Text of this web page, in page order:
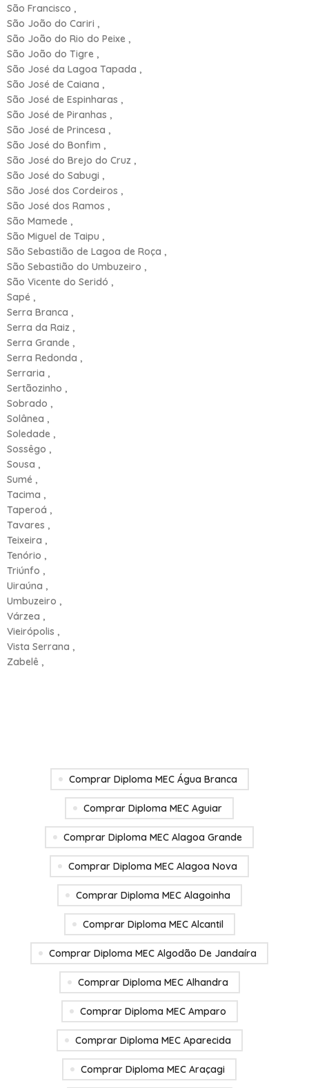
São Francisco ,
São João do Cariri ,
São João do Rio do Peixe ,
São João do Tigre ,
São José da Lagoa Tapada ,
São José de Caiana ,
São José de Espinharas ,
São José de Piranhas ,
São José de Princesa ,
São José do Bonfim ,
São José do Brejo do Cruz ,
São José do Sabugi ,
São José dos Cordeiros ,
São José dos Ramos ,
São Mamede ,
São Miguel de Taipu ,
São Sebastião de Lagoa de Roça ,
São Sebastião do Umbuzeiro ,
São Vicente do Seridó ,
Sapé ,
Serra Branca ,
Serra da Raiz ,
Serra Grande ,
Serra Redonda ,
Serraria ,
Sertãozinho ,
Sobrado ,
Solânea ,
Soledade ,
Sossêgo ,
Sousa ,
Sumé ,
Tacima ,
Taperoá ,
Tavares ,
Teixeira ,
Tenório ,
Triúnfo ,
Uiraúna ,
Umbuzeiro ,
Várzea ,
Vieirópolis ,
Vista Serrana ,
Zabelê ,
Comprar Diploma MEC Água Branca
Comprar Diploma MEC Aguiar
Comprar Diploma MEC Alagoa Grande
Comprar Diploma MEC Alagoa Nova
Comprar Diploma MEC Alagoinha
Comprar Diploma MEC Alcantil
Comprar Diploma MEC Algodão De Jandaíra
Comprar Diploma MEC Alhandra
Comprar Diploma MEC Amparo
Comprar Diploma MEC Aparecida
Comprar Diploma MEC Araçagi